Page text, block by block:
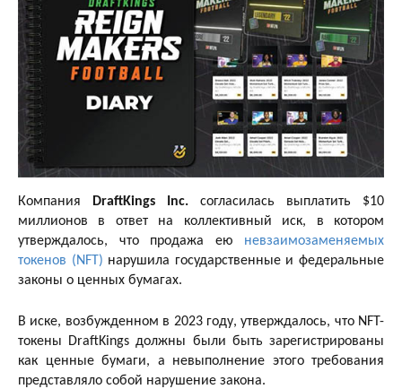
Компания DraftKings Inc. согласилась выплатить $10
миллионов в ответ на коллективный иск, в котором
утверждалось, что продажа ею невзаимозаменяемых
токенов (NFT) нарушила государственные и федеральные
законы о ценных бумагах.
В иске, возбужденном в 2023 году, утверждалось, что NFT-
токены DraftKings должны были быть зарегистрированы
как ценные бумаги, а невыполнение этого требования
представляло собой нарушение закона.